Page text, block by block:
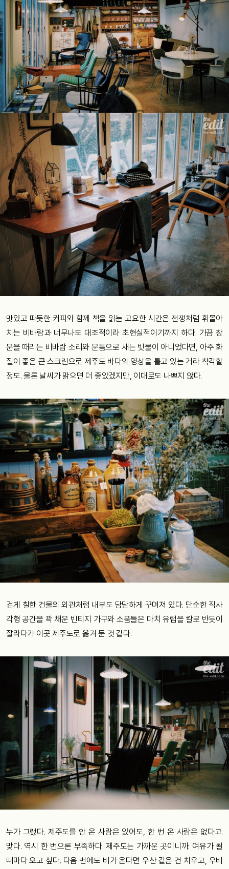
맛있고 따듯한 커피와 함께 책을 읽는 고요한 시간은 전쟁처럼 휘몰아
치는 비바람과 너무나도 대조적이라 초현실적이기까지 하다. 가끔 창
문을 때리는 비바람 소리와 문틈으로 새는 빗물이 아니었다면, 아주 화
질이 좋은 큰 스크린으로 제주도 바다의 영상을 틀고 있는 거라 착각할
정도. 물론 날씨가 맑으면 더 좋았겠지만, 이대로도 나쁘지 않다.
검게 칠한 건물의 외관처럼 내부도 담담하게 꾸며져 있다. 단순한 직사
각형 공간을 꽉 채운 빈티지 가구와 소품들은 마치 유럽을 칼로 반듯이
잘라다가 이곳 제주도로 옮겨 둔 것 같다.
누가 그랬다. 제주도를 안 온 사람은 있어도, 한 번 온 사람은 없다고.
맞다. 역시 한 번으론 부족하다. 제주도는 가까운 곳이니까. 여유가 될
때마다 오고 싶다. 다음 번에도 비가 온다면 우산 같은 건 치우고, 우비